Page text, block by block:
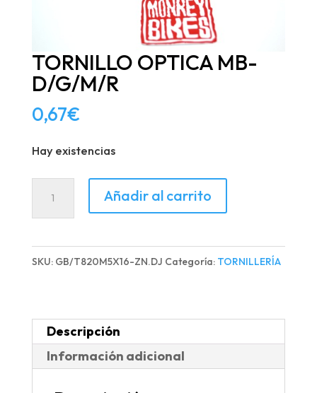
TORNILLO OPTICA MB-
D/G/M/R
0,67€
Hay existencias
D/G/M/R
Añadir al carrito
SKU: GB/T820M5X16-ZN.DJ Categoría: TORNILLERÍA
Descripción
Información adicional